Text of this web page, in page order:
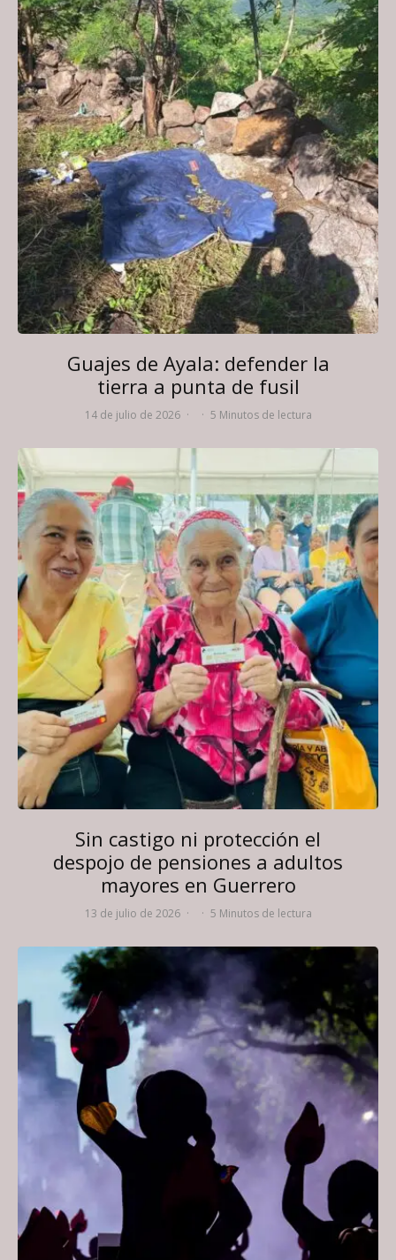
Guajes de Ayala: defender la
tierra a punta de fusil
14 de julio de 2026 · · 5 Minutos de lectura
Sin castigo ni protección el
despojo de pensiones a adultos
mayores en Guerrero
13 de julio de 2026 · · 5 Minutos de lectura